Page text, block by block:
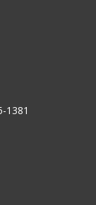
1381